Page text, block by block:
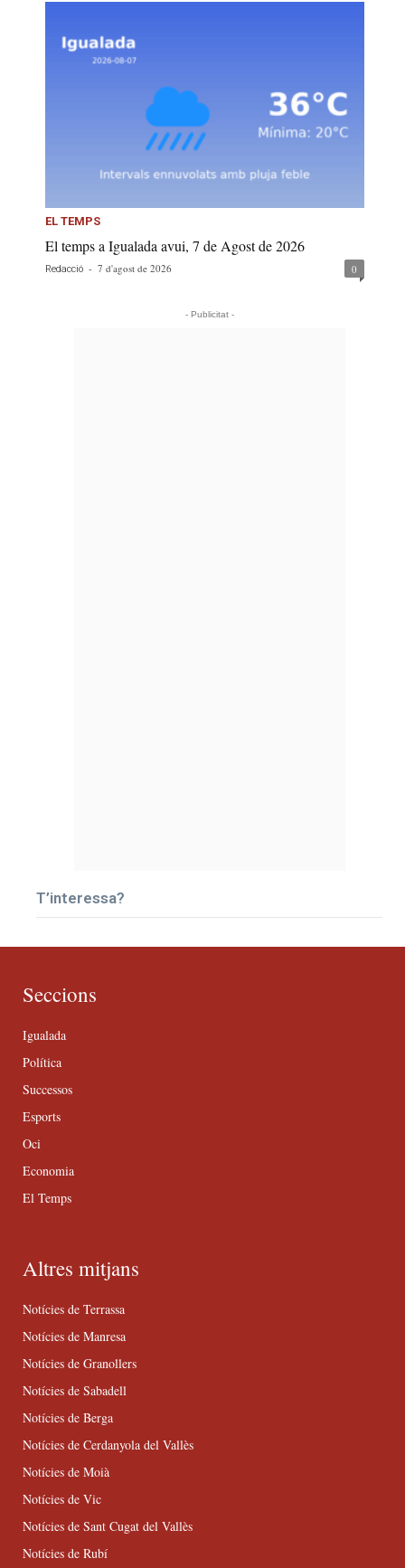
EL TEMPS
El temps a Igualada avui, 7 de Agost de 2026
Redacció - 7 d'agost de 2026 0
- Publicitat -
T’interessa?
Seccions
Igualada
Política
Successos
Esports
Oci
Economia
El Temps
Altres mitjans
Notícies de Terrassa
Notícies de Manresa
Notícies de Granollers
Notícies de Sabadell
Notícies de Berga
Notícies de Cerdanyola del Vallès
Notícies de Moià
Notícies de Vic
Notícies de Sant Cugat del Vallès
Notícies de Rubí